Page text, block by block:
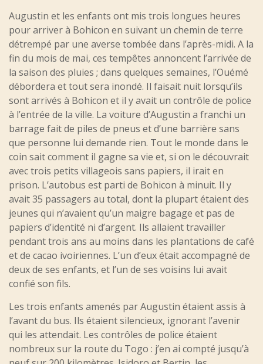
Augustin et les enfants ont mis trois longues heures
pour arriver à Bohicon en suivant un chemin de terre
détrempé par une averse tombée dans l’après-midi. A la
fin du mois de mai, ces tempêtes annoncent l’arrivée de
la saison des pluies ; dans quelques semaines, l’Ouémé
débordera et tout sera inondé. Il faisait nuit lorsqu’ils
sont arrivés à Bohicon et il y avait un contrôle de police
à l’entrée de la ville. La voiture d’Augustin a franchi un
barrage fait de piles de pneus et d’une barrière sans
que personne lui demande rien. Tout le monde dans le
coin sait comment il gagne sa vie et, si on le découvrait
avec trois petits villageois sans papiers, il irait en
prison. L’autobus est parti de Bohicon à minuit. Il y
avait 35 passagers au total, dont la plupart étaient des
jeunes qui n’avaient qu’un maigre bagage et pas de
papiers d’identité ni d’argent. Ils allaient travailler
pendant trois ans au moins dans les plantations de café
et de cacao ivoiriennes. L’un d’eux était accompagné de
deux de ses enfants, et l’un de ses voisins lui avait
confié son fils.
Les trois enfants amenés par Augustin étaient assis à
l’avant du bus. Ils étaient silencieux, ignorant l’avenir
qui les attendait. Les contrôles de police étaient
nombreux sur la route du Togo : j’en ai compté jusqu’à